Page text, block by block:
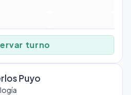
turno
Puyo